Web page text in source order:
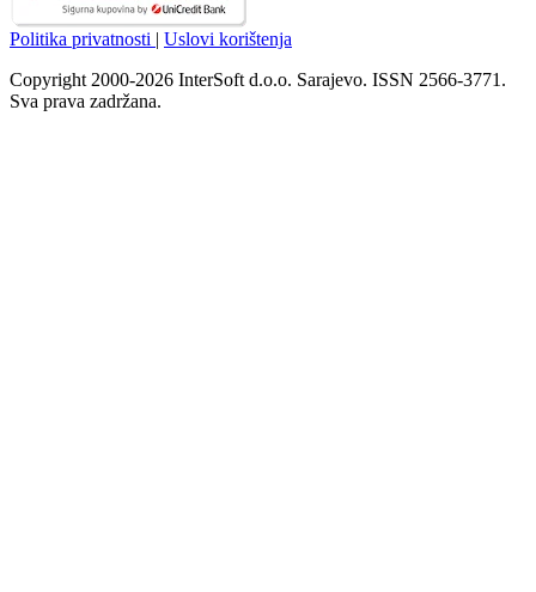
Politika privatnosti | Uslovi korištenja
Copyright 2000-2026 InterSoft d.o.o. Sarajevo. ISSN 2566-3771.
Sva prava zadržana.